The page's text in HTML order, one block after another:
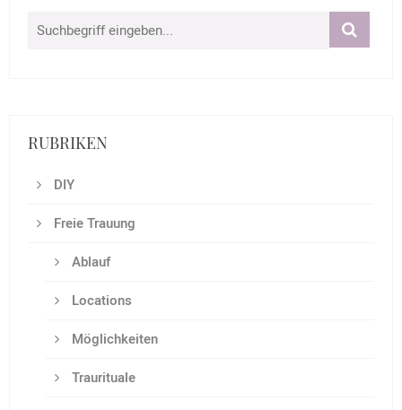
RUBRIKEN
DIY
Freie Trauung
Ablauf
Locations
Möglichkeiten
Traurituale